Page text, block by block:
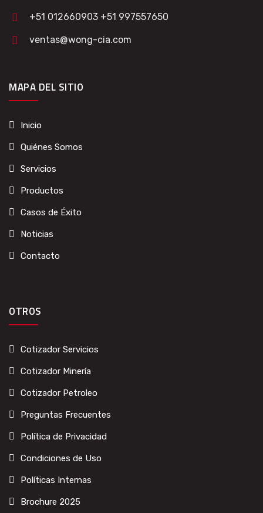
+51 012660903 +51 997557650
ventas@wong-cia.com
MAPA DEL SITIO
Inicio
Quiénes Somos
Servicios
Productos
Casos de Éxito
Noticias
Contacto
OTROS
Cotizador Servicios
Cotizador Minería
Cotizador Petroleo
Preguntas Frecuentes
Política de Privacidad
Condiciones de Uso
Políticas Internas
Brochure 2025